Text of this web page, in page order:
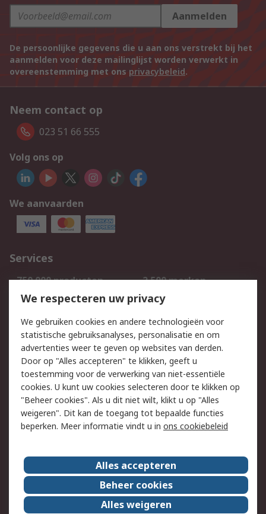
Aanmelden
De persoonlijke gegevens die u aan ons verstrekt bij het
aanmelden voor deze mailinglijst worden verwerkt in
overeenstemming met ons privacybeleid.
Neem contact op
023 51 66 555
Volg ons op
We aanvaarden
Services
750.000 producten
2.500 merken
Bestellen
Inkoopoplossingen
Track & Trace
Wettelijk
Cookiebeleid
Email veiligheid
Privacybeleid
Websitevoorwaarden
Algemene
verkoopvoorwaarden
Over RS
RS Group
Over ons
RS wereldwijd
Werken bij RS
We respecteren uw privacy
We gebruiken cookies en andere technologieën voor
statistische gebruiksanalyses, personalisatie en om
advertenties weer te geven op websites van derden.
Door op "Alles accepteren" te klikken, geeft u
toestemming voor de verwerking van niet-essentiële
cookies. U kunt uw cookies selecteren door te klikken op
"Beheer cookies". Als u dit niet wilt, klikt u op "Alles
weigeren". Dit kan de toegang tot bepaalde functies
beperken. Meer informatie vindt u in ons cookiebeleid
Alles accepteren
Beheer cookies
Alles weigeren